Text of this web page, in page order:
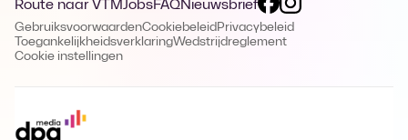
Route naar VTMJobsFAQNieuwsbrief
GebruiksvoorwaardenCookiebeleid Privacybeleid
ToegankelijkheidsverklaringWedstrijdreglement
Cookie instellingen